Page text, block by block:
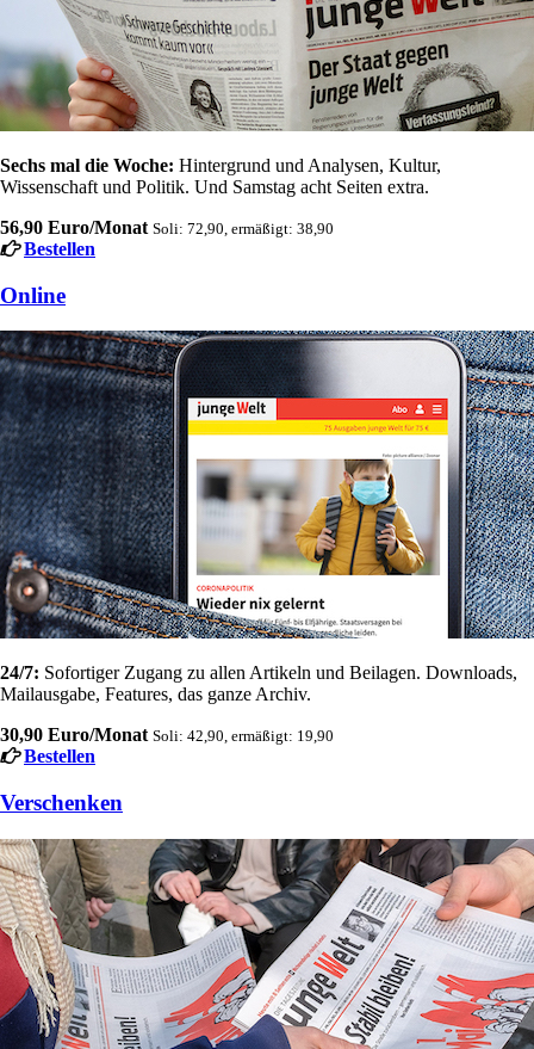
Sechs mal die Woche: Hintergrund und Analysen, Kultur,
Wissenschaft und Politik. Und Samstag acht Seiten extra.
56,90 Euro/Monat Soli: 72,90, ermäßigt: 38,90
Bestellen
Online
24/7: Sofortiger Zugang zu allen Artikeln und Beilagen. Downloads,
Mailausgabe, Features, das ganze Archiv.
30,90 Euro/Monat Soli: 42,90, ermäßigt: 19,90
Bestellen
Verschenken